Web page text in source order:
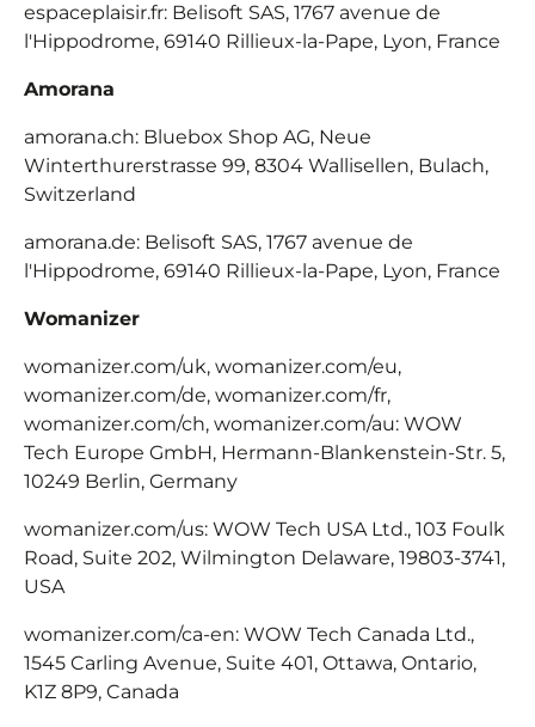
espaceplaisir.fr: Belisoft SAS, 1767 avenue de
l'Hippodrome, 69140 Rillieux-la-Pape, Lyon, France
Amorana
amorana.ch: Bluebox Shop AG, Neue
Winterthurerstrasse 99, 8304 Wallisellen, Bulach,
Switzerland
amorana.de: Belisoft SAS, 1767 avenue de
l'Hippodrome, 69140 Rillieux-la-Pape, Lyon, France
Womanizer
womanizer.com/uk, womanizer.com/eu,
womanizer.com/de, womanizer.com/fr,
womanizer.com/ch, womanizer.com/au: WOW
Tech Europe GmbH, Hermann-Blankenstein-Str. 5,
10249 Berlin, Germany
womanizer.com/us: WOW Tech USA Ltd., 103 Foulk
Road, Suite 202, Wilmington Delaware, 19803-3741,
USA
womanizer.com/ca-en: WOW Tech Canada Ltd.,
1545 Carling Avenue, Suite 401, Ottawa, Ontario,
K1Z 8P9, Canada